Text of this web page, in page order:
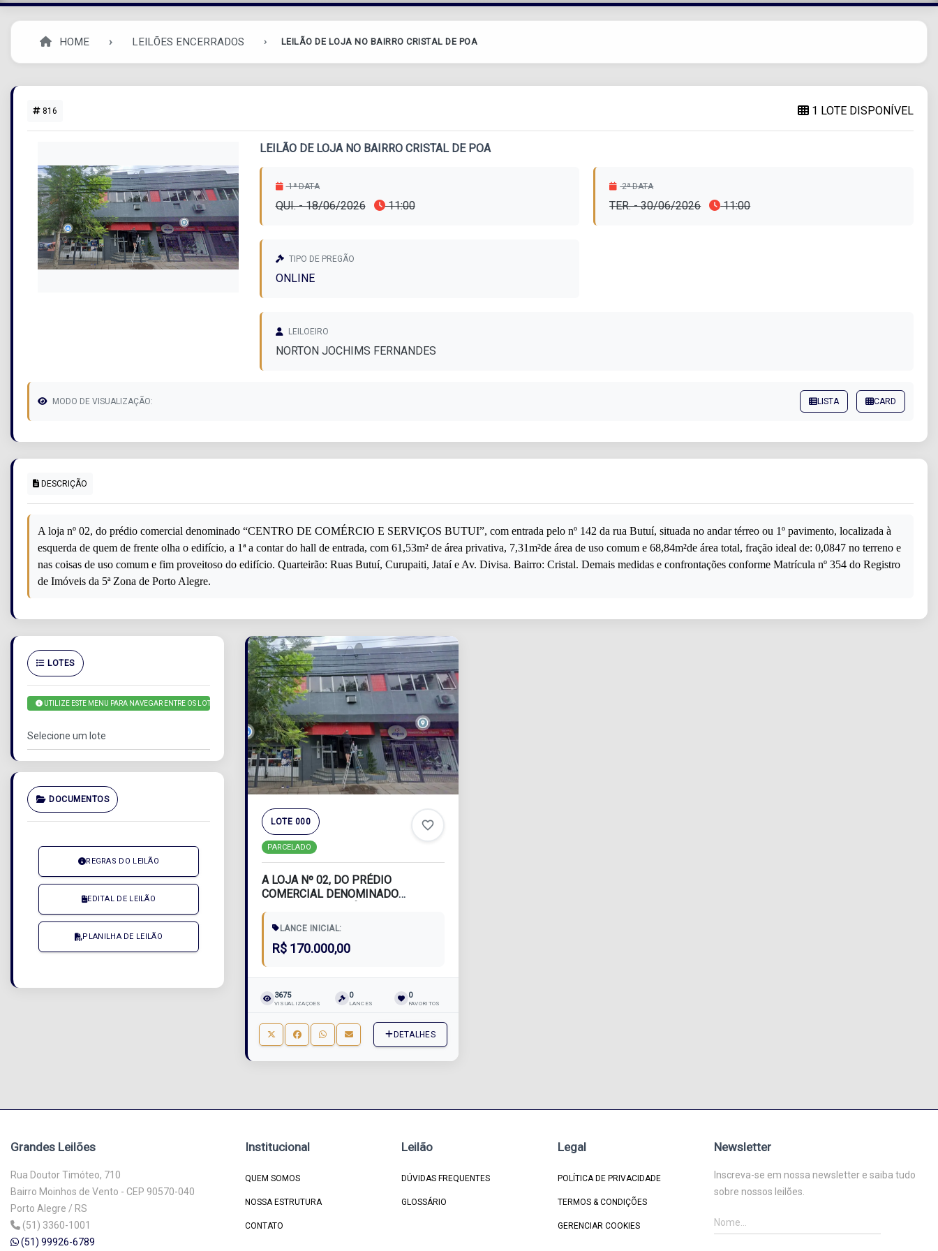
HOME LEILÕES ENCERRADOS LEILÃO DE LOJA NO BAIRRO CRISTAL DE POA
816 1 LOTE DISPONÍVEL
LEILÃO DE LOJA NO BAIRRO CRISTAL DE POA
1ª DATA
QUI. - 18/06/2026 11:00
2ª DATA
TER. - 30/06/2026 11:00
TIPO DE PREGÃO
ONLINE
LEILOEIRO
NORTON JOCHIMS FERNANDES
MODO DE VISUALIZAÇÃO: LISTA CARD
DESCRIÇÃO
A loja nº 02, do prédio comercial denominado “CENTRO DE COMÉRCIO E SERVIÇOS BUTUI”, com entrada pelo nº 142 da rua Butuí, situada no andar térreo ou 1º pavimento, localizada à
esquerda de quem de frente olha o edifício, a 1ª a contar do hall de entrada, com 61,53m² de área privativa, 7,31m²de área de uso comum e 68,84m²de área total, fração ideal de: 0,0847 no terreno e
nas coisas de uso comum e fim proveitoso do edifício. Quarteirão: Ruas Butuí, Curupaiti, Jataí e Av. Divisa. Bairro: Cristal. Demais medidas e confrontações conforme Matrícula nº 354 do Registro
de Imóveis da 5ª Zona de Porto Alegre.
LOTES
UTILIZE ESTE MENU PARA NAVEGAR ENTRE OS LOTES
DOCUMENTOS
REGRAS DO LEILÃO
EDITAL DE LEILÃO
PLANILHA DE LEILÃO
LOTE 000
PARCELADO
favorite_border
A LOJA Nº 02, DO PRÉDIO
COMERCIAL DENOMINADO
SERVIÇOS...
LANCE INICIAL:
R$ 170.000,00
3675
VISUALIZAÇÕES
0
LANCES
0
FAVORITOS
DETALHES
Grandes Leilões
Rua Doutor Timóteo, 710
Bairro Moinhos de Vento - CEP 90570-040
Porto Alegre / RS
(51) 3360-1001
(51) 99926-6789
Institucional
QUEM SOMOS
NOSSA ESTRUTURA
CONTATO
Leilão
DÚVIDAS FREQUENTES
GLOSSÁRIO
Legal
POLÍTICA DE PRIVACIDADE
TERMOS & CONDIÇÕES
GERENCIAR COOKIES
Newsletter
Inscreva-se em nossa newsletter e saiba tudo
sobre nossos leilões.